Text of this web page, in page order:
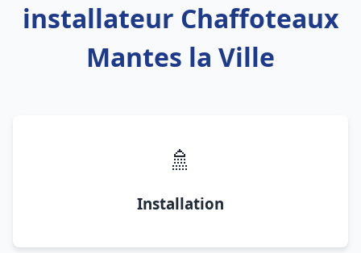
installateur Chaffoteaux
Mantes la Ville
🚿
Installation